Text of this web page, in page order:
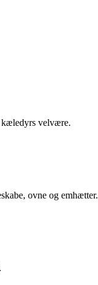
kæledyrs velvære.
ovne og emhætter.